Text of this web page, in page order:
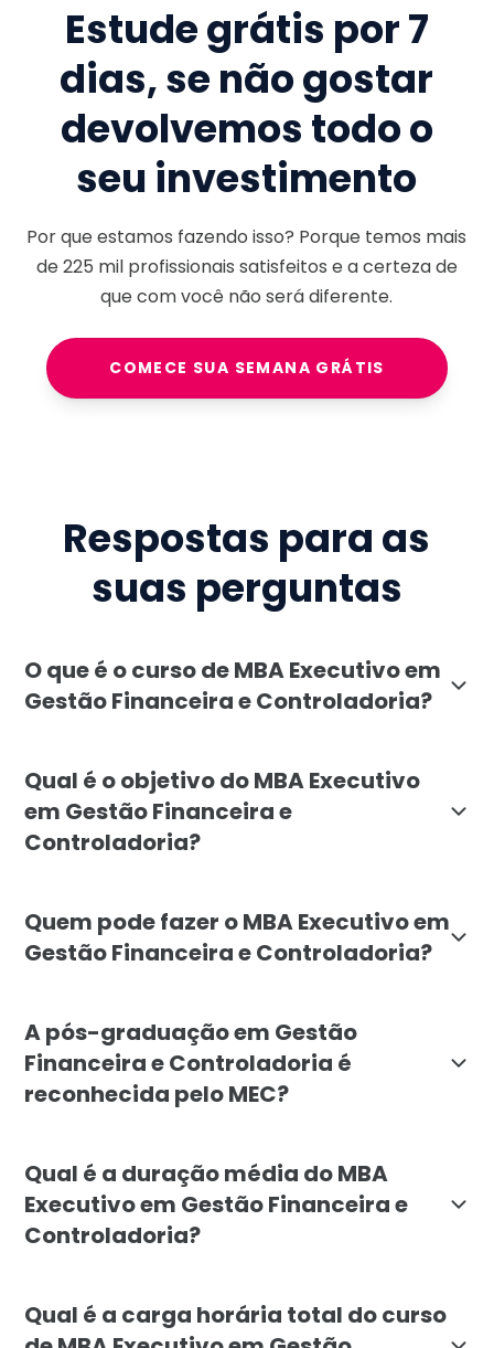
Estude grátis por 7
dias, se não gostar
devolvemos todo o
seu investimento
Por que estamos fazendo isso? Porque temos mais
de225 milprofissionais satisfeitos e a certeza de
que com você não será diferente.
COMECE SUA SEMANA GRÁTIS
Respostas para as
suas perguntas
O que é o curso de MBA Executivo em
Gestão Financeira e Controladoria?
Qual é o objetivo do MBA Executivo
em Gestão Financeira e
Controladoria?
Quem pode fazer o MBA Executivo em
Gestão Financeira e Controladoria?
A pós-graduação em Gestão
Financeira e Controladoria é
reconhecida pelo MEC?
Qual é a duração média do MBA
Executivo em Gestão Financeira e
Controladoria?
Qual é a carga horária total do curso